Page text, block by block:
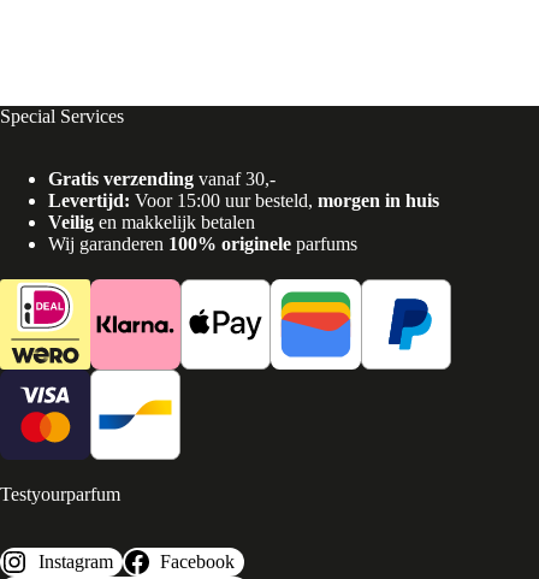
Special Services
Gratis verzending vanaf 30,-
Levertijd: Voor 15:00 uur besteld, morgen in huis
Veilig en makkelijk betalen
Wij garanderen 100% originele parfums
Testyourparfum
Instagram
Facebook